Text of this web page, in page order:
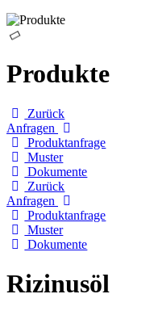
Produkte
Zurück
Anfragen
Produktanfrage
Muster
Dokumente
Zurück
Anfragen
Produktanfrage
Muster
Dokumente
Rizinusöl